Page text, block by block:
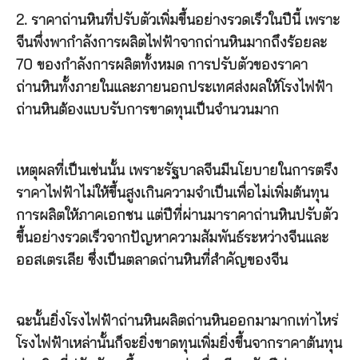
2. ราคาถ่านหินที่ปรับตัวเพิ่มขึ้นอย่างรวดเร็วในปีนี้ เพราะ
จีนพึ่งพากำลังการผลิตไฟฟ้าจากถ่านหินมากถึงร้อยละ
70 ของกำลังการผลิตทั้งหมด การปรับตัวของราคา
ถ่านหินทั้งภายในและภายนอกประเทศส่งผลให้โรงไฟฟ้า
ถ่านหินต้องแบบรับการขาดทุนเป็นจำนวนมาก
เหตุผลที่เป็นเช่นนั้น เพราะรัฐบาลจีนมีนโยบายในการตรึง
ราคาไฟฟ้าไม่ให้ขึ้นสูงเกินความจำเป็นเพื่อไม่เพิ่มต้นทุน
การผลิตให้ภาคเอกชน แต่ปีที่ผ่านมาราคาถ่านหินปรับตัว
ขึ้นอย่างรวดเร็วจากปัญหาความสัมพันธ์ระหว่างจีนและ
ออสเตรเลีย ซึ่งเป็นตลาดถ่านหินที่สำคัญของจีน
ฉะนั้นยิ่งโรงไฟฟ้าถ่านหินผลิตถ่านหินออกมามากเท่าไหร่
โรงไฟฟ้าเหล่านั้นก็จะยิ่งขาดทุนเพิ่มยิ่งขึ้นจากราคาต้นทุน